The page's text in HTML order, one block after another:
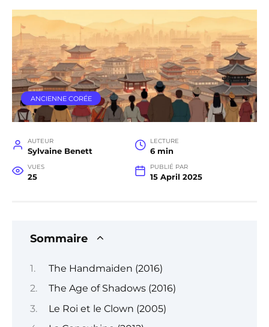
ANCIENNE CORÉE
AUTEUR
Sylvaine Benett
LECTURE
6 min
VUES
25
PUBLIÉ PAR
15 April 2025
Sommaire
The Handmaiden (2016)
The Age of Shadows (2016)
Le Roi et le Clown (2005)